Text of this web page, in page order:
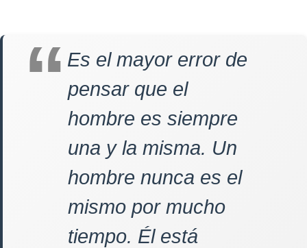
Es el mayor error de
pensar que el
hombre es siempre
una y la misma. Un
hombre nunca es el
mismo por mucho
tiempo. Él está